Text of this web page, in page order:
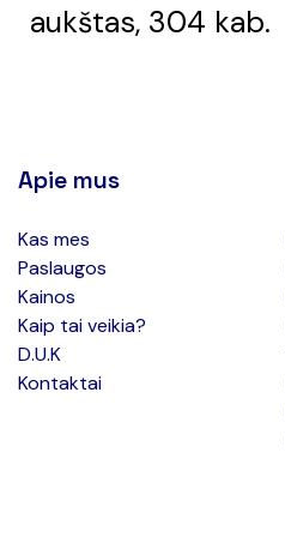
aukštas, 304 kab.
Apie mus
Kas mes
Paslaugos
Kainos
Kaip tai veikia?
D.U.K
Kontaktai